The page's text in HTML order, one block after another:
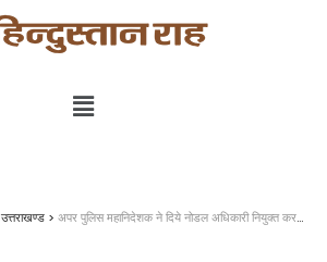
उत्तराखण्ड > अपर पुलिस महानिदेशक ने दिये नोडल अधिकारी नियुक्त करने के निर्देश